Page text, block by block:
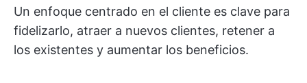
Un enfoque centrado en el cliente es clave para
fidelizarlo, atraer a nuevos clientes, retener a
los existentes y aumentar los beneficios.